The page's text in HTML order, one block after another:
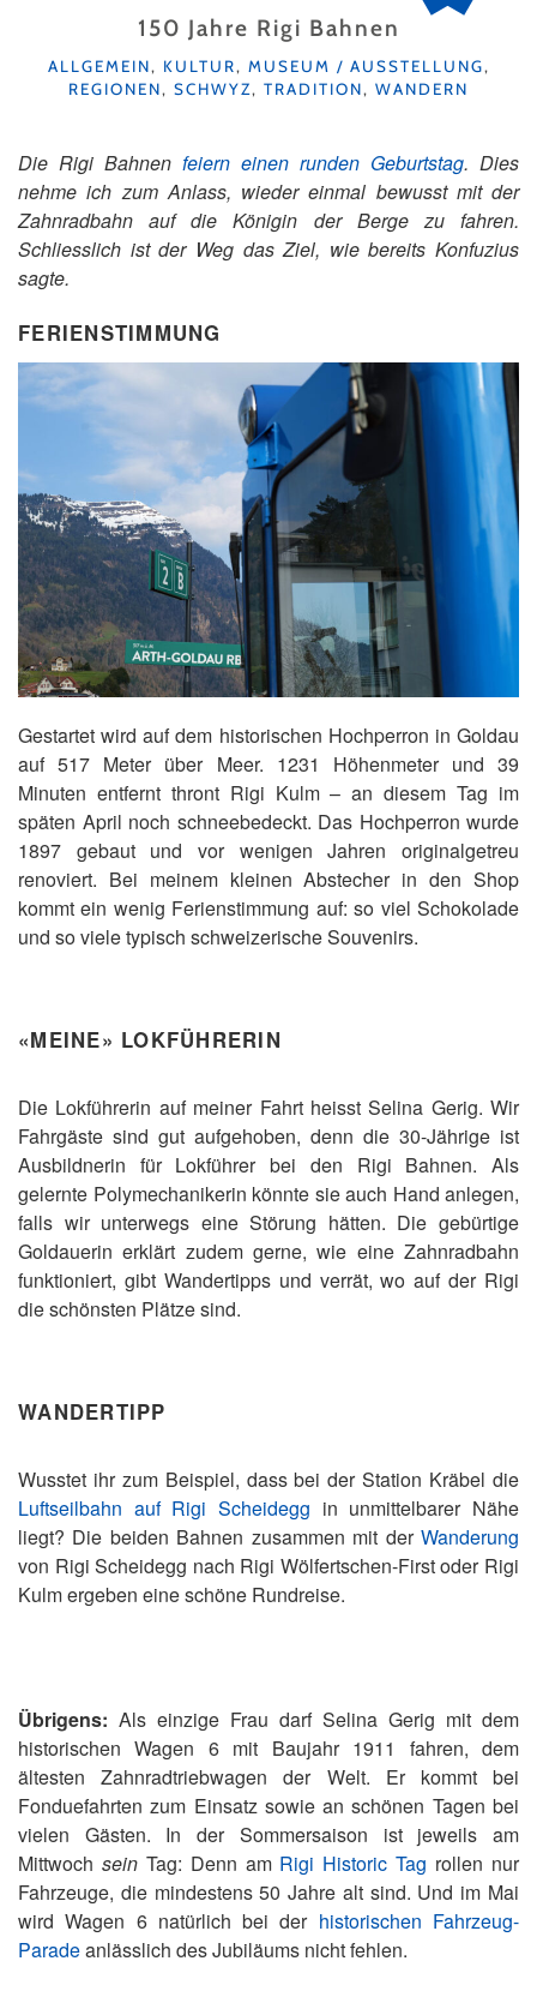
150 Jahre Rigi Bahnen
KATEGORIEN
ALLGEMEIN, KULTUR, MUSEUM / AUSSTELLUNG,
REGIONEN, SCHWYZ, TRADITION, WANDERN
Die Rigi Bahnen feiern einen runden Geburtstag. Dies
nehme ich zum Anlass, wieder einmal bewusst mit der
Zahnradbahn auf die Königin der Berge zu fahren.
Schliesslich ist der Weg das Ziel, wie bereits Konfuzius
sagte.
FERIENSTIMMUNG
Gestartet wird auf dem historischen Hochperron in Goldau
auf 517 Meter über Meer. 1231 Höhenmeter und 39
Minuten entfernt thront Rigi Kulm – an diesem Tag im
späten April noch schneebedeckt. Das Hochperron wurde
1897 gebaut und vor wenigen Jahren originalgetreu
renoviert. Bei meinem kleinen Abstecher in den Shop
kommt ein wenig Ferienstimmung auf: so viel Schokolade
und so viele typisch schweizerische Souvenirs.
«MEINE» LOKFÜHRERIN
Die Lokführerin auf meiner Fahrt heisst Selina Gerig. Wir
Fahrgäste sind gut aufgehoben, denn die 30-Jährige ist
Ausbildnerin für Lokführer bei den Rigi Bahnen. Als
gelernte Polymechanikerin könnte sie auch Hand anlegen,
falls wir unterwegs eine Störung hätten. Die gebürtige
Goldauerin erklärt zudem gerne, wie eine Zahnradbahn
funktioniert, gibt Wandertipps und verrät, wo auf der Rigi
die schönsten Plätze sind.
WANDERTIPP
Wusstet ihr zum Beispiel, dass bei der Station Kräbel die
Luftseilbahn auf Rigi Scheidegg in unmittelbarer Nähe
liegt? Die beiden Bahnen zusammen mit der Wanderung
von Rigi Scheidegg nach Rigi Wölfertschen-First oder Rigi
Kulm ergeben eine schöne Rundreise.
Übrigens: Als einzige Frau darf Selina Gerig mit dem
historischen Wagen 6 mit Baujahr 1911 fahren, dem
ältesten Zahnradtriebwagen der Welt. Er kommt bei
Fonduefahrten zum Einsatz sowie an schönen Tagen bei
vielen Gästen. In der Sommersaison ist jeweils am
Mittwoch seinTag: Denn am Rigi Historic Tag rollen nur
Fahrzeuge, die mindestens 50 Jahre alt sind. Und im Mai
wird Wagen 6 natürlich bei der historischen Fahrzeug-
Paradeanlässlich des Jubiläums nicht fehlen.